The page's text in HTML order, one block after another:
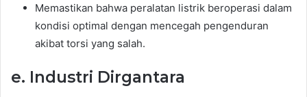
Memastikan bahwa peralatan listrik beroperasi dalam
kondisi optimal dengan mencegah pengenduran
akibat torsi yang salah.
e. Industri Dirgantara